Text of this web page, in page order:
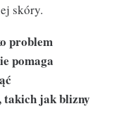
skóry.
problem
pomaga
takich jak blizny